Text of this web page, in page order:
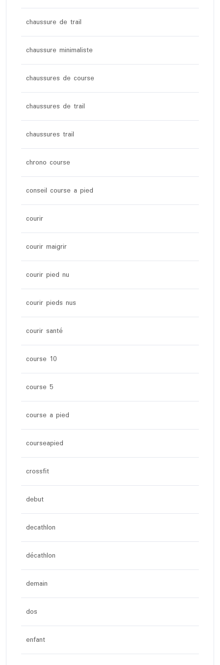
chaussure de trail
chaussure minimaliste
chaussures de course
chaussures de trail
chaussures trail
chrono course
conseil course a pied
courir
courir maigrir
courir pied nu
courir pieds nus
courir santé
course 10
course 5
course a pied
courseapied
crossfit
debut
decathlon
décathlon
demain
dos
enfant